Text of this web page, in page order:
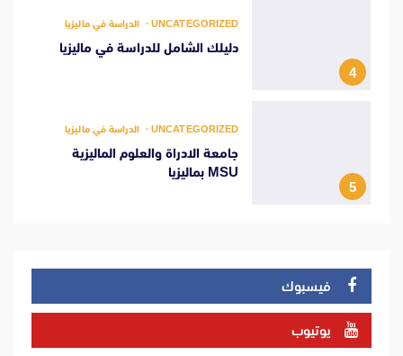
4
UNCATEGORIZED الدراسة في ماليزيا
دليلك الشامل للدراسة في ماليزيا
5
UNCATEGORIZED الدراسة في ماليزيا
جامعة الادراة والعلوم الماليزية
MSU بماليزيا
فيسبوك
يوتيوب